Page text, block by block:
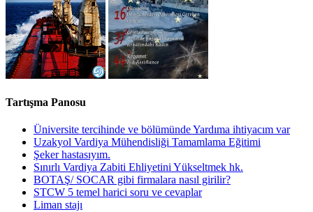
Tartışma Panosu
Üniversite tercihinde ve bölümünde Yardıma ihtiyacım var
Uzakyol Vardiya Mühendisliği Tamamlama Eğitimi
Şeker hastasıyım.
Sınırlı Vardiya Zabiti Ehliyetini Yükseltmek hk.
BOTAŞ/ SOCAR gibi firmalara nasıl girilir?
STCW 5 temel harici soru ve cevaplar
Liman stajı